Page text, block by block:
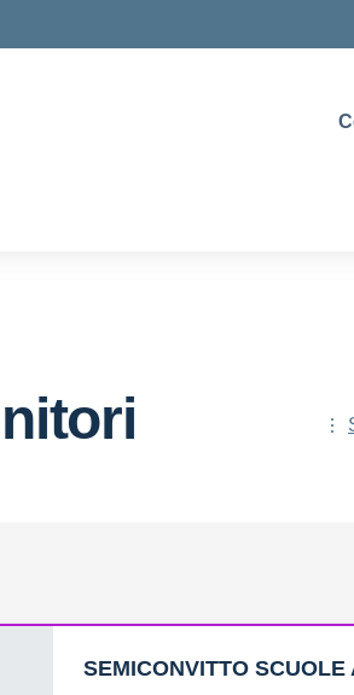
SEMICONVITTO SCUOLE